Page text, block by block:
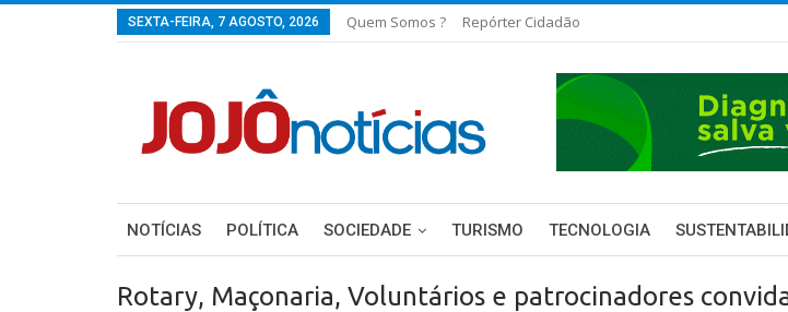
SEXTA-FEIRA, 7 AGOSTO, 2026 Quem Somos ? Repórter Cidadão
NOTÍCIAS POLÍTICA SOCIEDADE TURISMO TECNOLOGIA
Rotary, Maçonaria, Voluntários e patrocinadores